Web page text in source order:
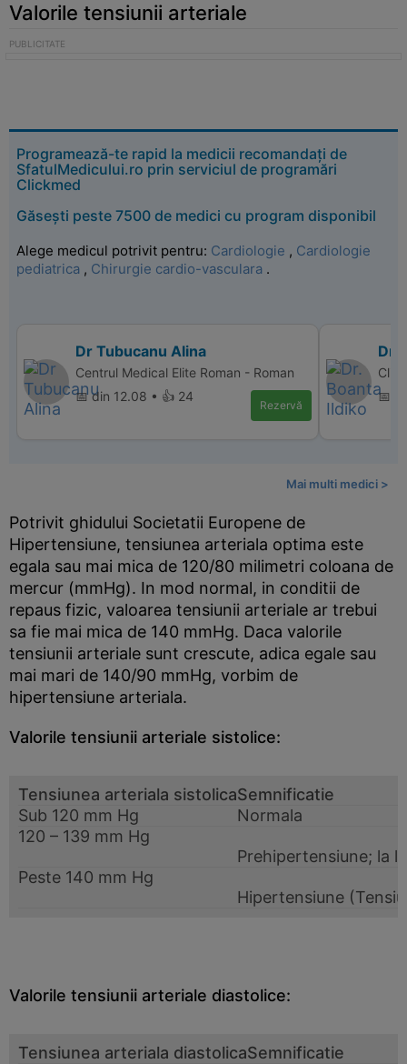
Valorile tensiunii arteriale
Programează-te rapid la medicii recomandați de
SfatulMedicului.ro prin serviciul de programări
Clickmed
Găsești peste 7500 de medici cu program disponibil
Alege medicul potrivit pentru: Cardiologie , Cardiologie
pediatrica , Chirurgie cardio-vasculara .
Dr Tubucanu Alina
Centrul Medical Elite Roman - Roman
📅 din 12.08 • 👍 24
Rezervă
Dr.
📅
Mai multi medici >
Potrivit ghidului Societatii Europene de
Hipertensiune, tensiunea arteriala optima este
egala sau mai mica de 120/80 milimetri coloana de
mercur (mmHg). In mod normal, in conditii de
repaus fizic, valoarea tensiunii arteriale ar trebui
sa fie mai mica de 140 mmHg. Daca valorile
tensiunii arteriale sunt crescute, adica egale sau
mai mari de 140/90 mmHg, vorbim de
hipertensiune arteriala.
Valorile tensiunii arteriale sistolice:
Tensiunea arteriala sistolicaSemnificatie
Sub 120 mm Hg
Normala
120 – 139 mm Hg
Prehipertensiune; la
Peste 140 mm Hg
Hipertensiune
Valorile tensiunii arteriale diastolice:
Tensiunea arteriala diastolicaSemnificatie